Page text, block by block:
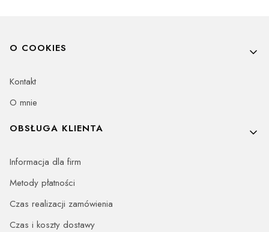
Linki w stopce
O COOKIES
Kontakt
O mnie
OBSŁUGA KLIENTA
Informacja dla firm
Metody płatności
Czas realizacji zamówienia
Czas i koszty dostawy